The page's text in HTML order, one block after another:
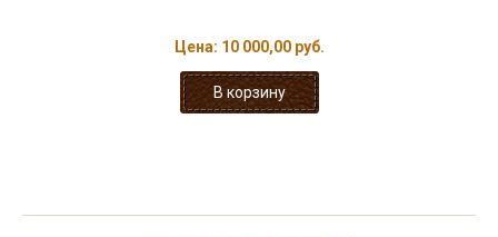
Цена: 10 000,00 руб.